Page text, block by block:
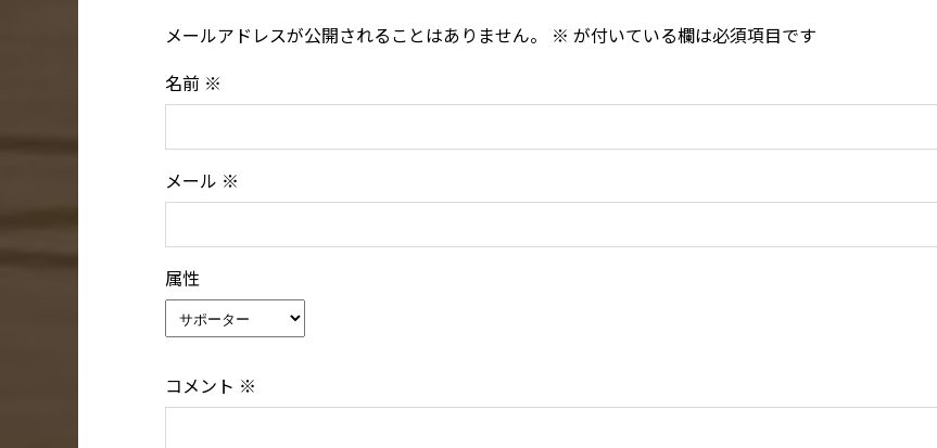
メールアドレスが公開されることはありません。 ※ が付いている欄は必須項目です
名前 ※
メール ※
属性
コメント ※